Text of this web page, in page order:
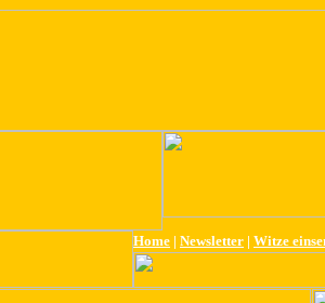
Home | Newsletter | Witze